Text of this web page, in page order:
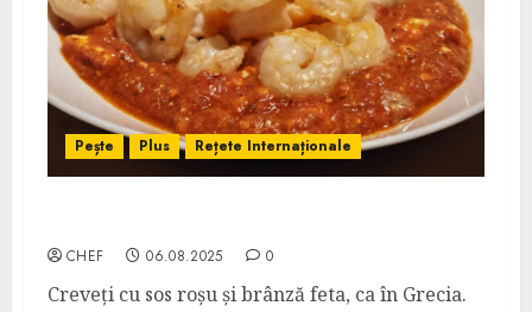
Pește Plus Rețete Internaționale
CHEF 06.08.2025 0
Creveți cu sos roșu și brânză feta, ca în Grecia.